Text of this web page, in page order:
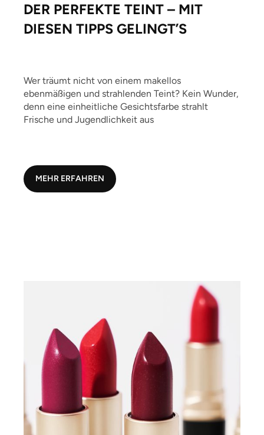
DER PERFEKTE TEINT – MIT
DIESEN TIPPS GELINGT’S
Wer träumt nicht von einem makellos
ebenmäßigen und strahlenden Teint? Kein Wunder,
denn eine einheitliche Gesichtsfarbe strahlt
Frische und Jugendlichkeit aus
MEHR ERFAHREN